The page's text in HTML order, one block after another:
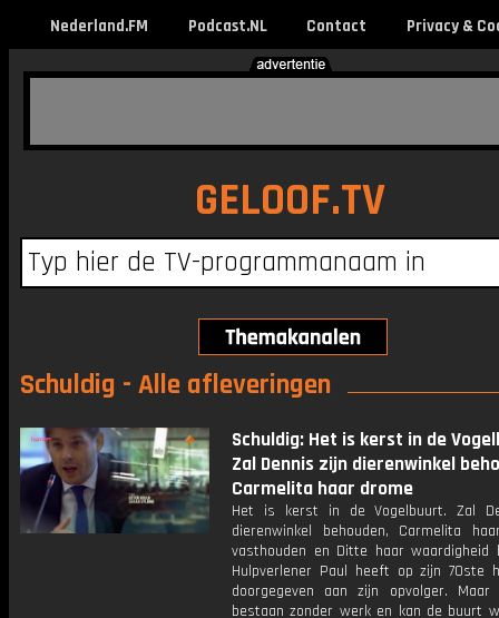
Nederland.FM Podcast.NL Contact Privacy &
GELOOF.TV
Schuldig - Alle afleveringen
Schuldig: Het is kerst in de
Zal Dennis zijn dierenwinkel
Carmelita haar drome
Het is kerst in de Vogelbuurt. Zal
dierenwinkel behouden, Carmelita
vasthouden en Ditte haar waardigheid
Hulpverlener Paul heeft op zijn 70ste
doorgegeven aan zijn opvolger. Maar
bestaan zonder werk en kan de buurt